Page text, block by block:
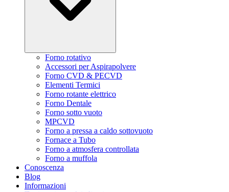
Forno rotativo
Accessori per Aspirapolvere
Forno CVD & PECVD
Elementi Termici
Forno rotante elettrico
Forno Dentale
Forno sotto vuoto
MPCVD
Forno a pressa a caldo sottovuoto
Fornace a Tubo
Forno a atmosfera controllata
Forno a muffola
Conoscenza
Blog
Informazioni